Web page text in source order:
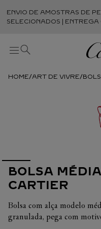
ENVIO DE AMOSTRAS DE
SELECIONADOS |
ART DE VIVRE
BOLSA
CARTIER
Bolsa com alça modelo
granulada, pega com